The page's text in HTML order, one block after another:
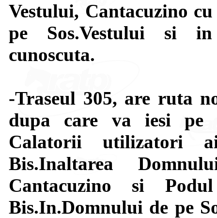
Vestului, Cantacuzino
pe Sos.Vestului si
cunoscuta.
-Traseul 305, are ruta
dupa care va iesi pe
Calatorii utilizatori
Bis.Inaltarea
Cantacuzino si
Bis.In.Domnului de pe